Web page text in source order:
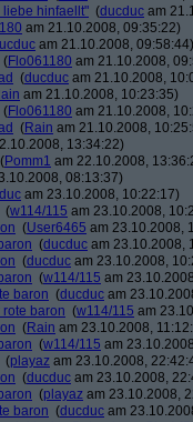
liebe hinfaellt" (ducduc am
am 21.10.2008, 09:35:22)
am 21.10.2008, 09:58:44)
(Flo061180 am 21.10.2008,
(ducduc am 21.10.2008,
am 21.10.2008, 10:23:35)
(Flo061180 am 21.10.2008,
(Rain am 21.10.2008,
13:34:22)
(Pomm1 am 22.10.2008,
08:13:37)
am 23.10.2008, 10:22:17)
(w114/115 am 23.10.2008,
(User6465 am 23.10.2008,
(ducduc am 23.10.2008,
(ducduc am 23.10.2008,
(w114/115 am
baron (ducduc am
baron (w114/115 am
(Rain am 23.10.2008,
(w114/115 am
(playaz am 23.10.2008,
(ducduc am 23.10.2008,
(playaz am 23.10.2008,
baron (ducduc am